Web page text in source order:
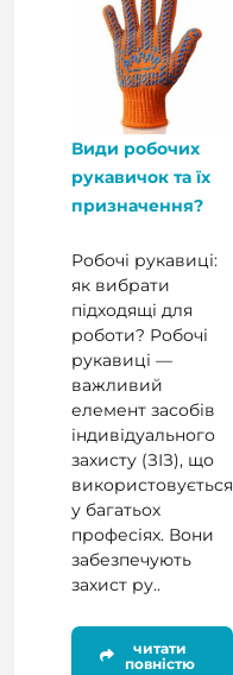
Види робочих
рукавичок та їх
призначення?
Робочі рукавиці:
як вибрати
підходящі для
роботи? Робочі
рукавиці —
важливий
елемент засобів
індивідуального
захисту (ЗІЗ), що
використовується
у багатьох
професіях. Вони
забезпечують
захист ру..
читати
повністю